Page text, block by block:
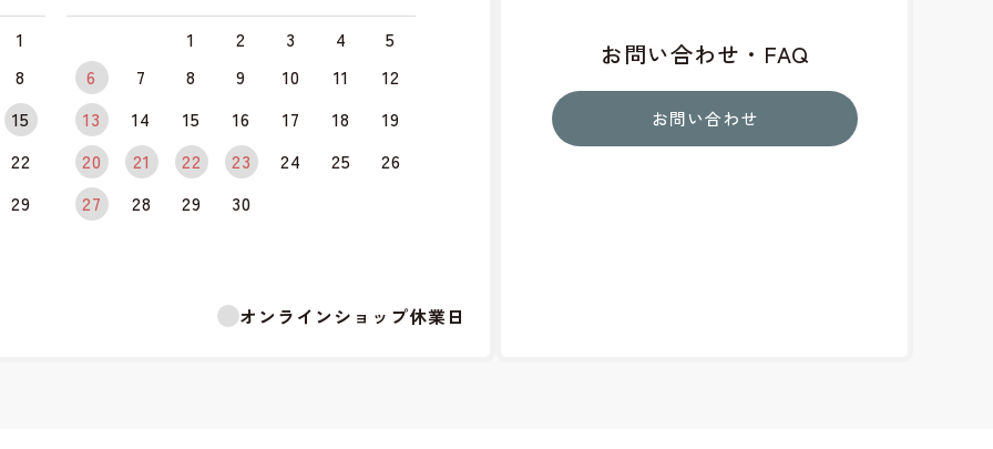
お問い合わせ・FAQ
お問い合わせ
1
8
15
22
29
1
2 3 4
5
6
7 8 9 10 11
12
13
14 15 16 17 18
19
20
21 22 23 24 25
26
27
28 29 30
オンラインショップ休業日